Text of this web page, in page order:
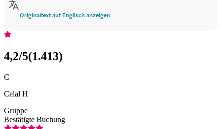
Originaltext auf Englisch anzeigen
4,2/5(1.413)
C
Celal H
Gruppe
Bestätigte Buchung